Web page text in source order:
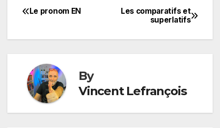
Post
navigation
Les comparatifs et
superlatifs
Le pronom EN
By
Vincent Lefrançois